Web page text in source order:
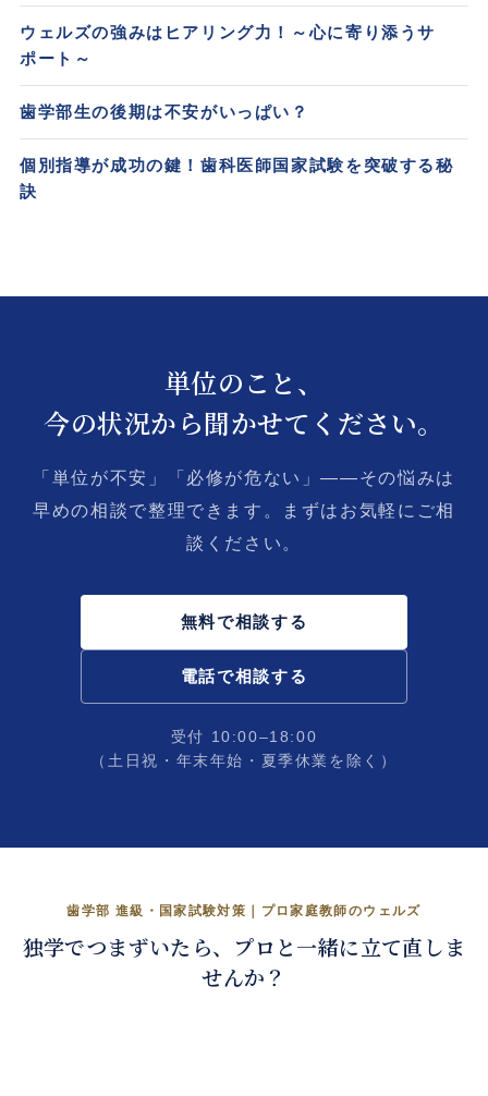
ウェルズの強みはヒアリング力！～心に寄り添うサ
ポート～
歯学部生の後期は不安がいっぱい？
個別指導が成功の鍵！歯科医師国家試験を突破する秘
訣
単位のこと、
今の状況から聞かせてください。
「単位が不安」「必修が危ない」——その悩みは
早めの相談で整理できます。まずはお気軽にご相
談ください。
無料で相談する
電話で相談する
受付 10:00–18:00
（土日祝・年末年始・夏季休業を除く）
歯学部 進級・国家試験対策｜プロ家庭教師のウェルズ
独学でつまずいたら、プロと一緒に立て直しま
せんか？
留年回避から、国試合格まで。